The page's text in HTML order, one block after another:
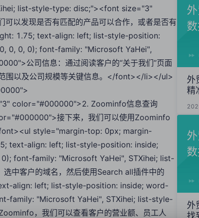
list-style-type: disc;"><font size="3"
以发现是否有匹配的产品可以合作，或者是否有
1.75; text-align: left; list-style-position:
0, 0, 0); font-family: "Microsoft YaHei",
公司信息：通过阅读客户的“关于我们”页面
围以及公司规模等关键信息。</font></li></ul>
color="#000000">2. Zoominfo信息查询
接下来，我们可以使用Zoominfo
font><ul style="margin-top: 0px; margin-
text-align: left; list-style-position: inside;
font-family: "Microsoft YaHei", STXihei; list-
客户的域名，然后使用Search all插件中的
align: left; list-style-position: inside; word-
family: "Microsoft YaHei", STXihei; list-style-
，我们可以查看客户的营业额、员工人
外
精
外
找